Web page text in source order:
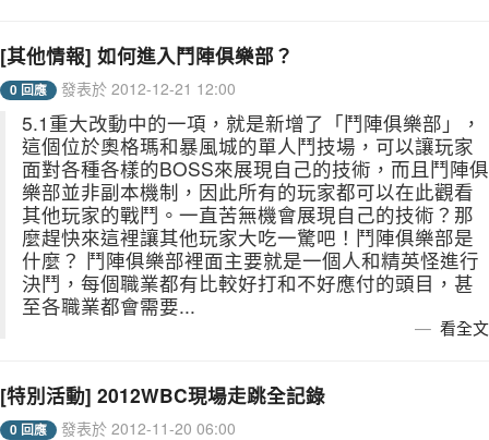
[其他情報] 如何進入鬥陣俱樂部？
0 回應 發表於 2012-12-21 12:00
5.1重大改動中的一項，就是新增了「鬥陣俱樂部」，
這個位於奧格瑪和暴風城的單人鬥技場，可以讓玩家
面對各種各樣的BOSS來展現自己的技術，而且鬥陣俱
樂部並非副本機制，因此所有的玩家都可以在此觀看
其他玩家的戰鬥。一直苦無機會展現自己的技術？那
麼趕快來這裡讓其他玩家大吃一驚吧！鬥陣俱樂部是
什麼？ 鬥陣俱樂部裡面主要就是一個人和精英怪進行
決鬥，每個職業都有比較好打和不好應付的頭目，甚
至各職業都會需要...
看全文
[特別活動] 2012WBC現場走跳全記錄
0 回應 發表於 2012-11-20 06:00